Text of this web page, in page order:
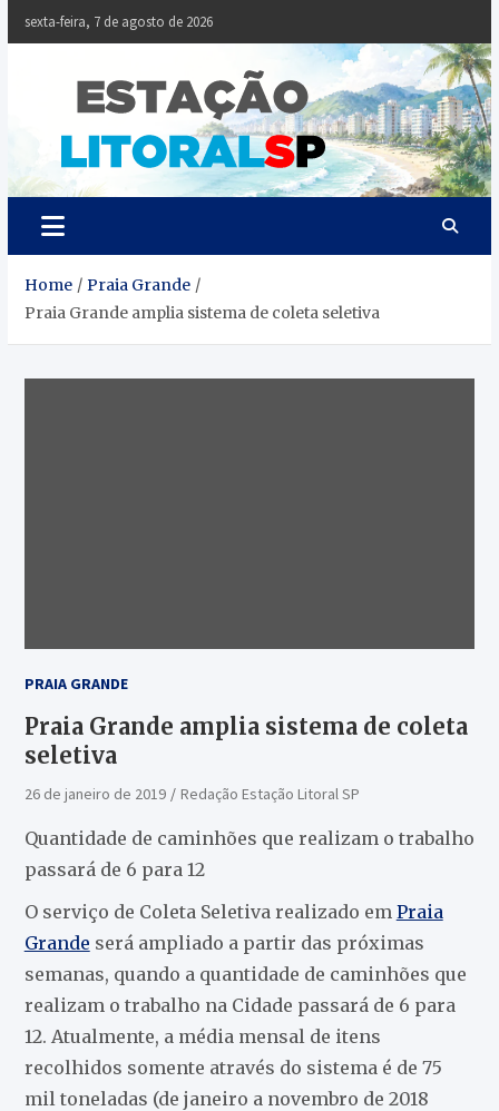
sexta-feira, 7 de agosto de 2026
Litoral
Notícias da
Baixada Santista
Home
Praia Grande
Praia Grande amplia sistema de coleta seletiva
PRAIA GRANDE
Praia Grande amplia sistema de coleta
seletiva
26 de janeiro de 2019 Redação Estação Litoral SP
Quantidade de caminhões que realizam o trabalho
passará de 6 para 12
O serviço de Coleta Seletiva realizado em Praia
Grande será ampliado a partir das próximas
semanas, quando a quantidade de caminhões que
realizam o trabalho na Cidade passará de 6 para
12. Atualmente, a média mensal de itens
recolhidos somente através do sistema é de 75
mil toneladas (de janeiro a novembro de 2018